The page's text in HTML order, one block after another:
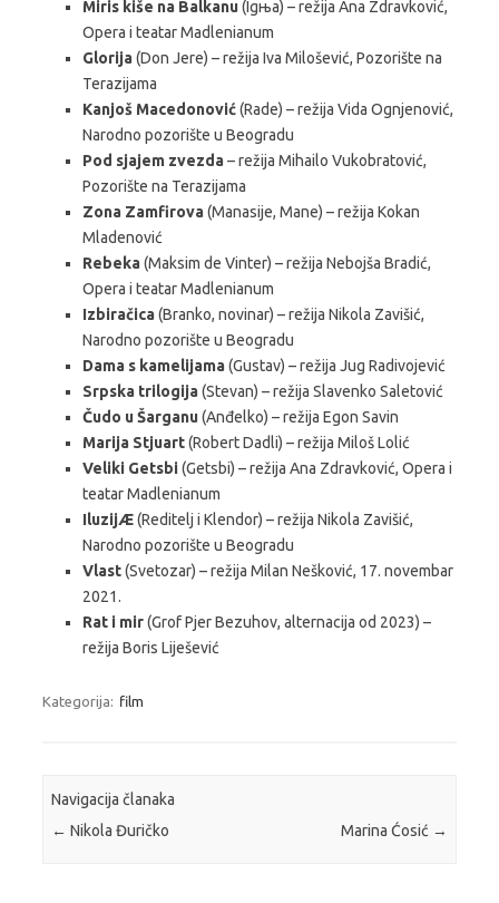
Miris kiše na Balkanu(Igњa) – režija Ana Zdravković,
Opera i teatar Madlenianum
Glorija(Don Jere) – režija Iva Milošević, Pozorište na
Terazijama
Kanjoš Macedonović(Rade) – režija Vida Ognjenović,
Narodno pozorište u Beogradu
Pod sjajem zvezda– režija Mihailo Vukobratović,
Pozorište na Terazijama
Zona Zamfirova(Manasije, Mane) – režija Kokan
Mladenović
Rebeka(Maksim de Vinter) – režija Nebojša Bradić,
Opera i teatar Madlenianum
Izbiračica(Branko, novinar) – režija Nikola Zavišić,
Narodno pozorište u Beogradu
Dama s kamelijama(Gustav) – režija Jug Radivojević
Srpska trilogija(Stevan) – režija Slavenko Saletović
Čudo u Šarganu(Anđelko) – režija Egon Savin
Marija Stjuart(Robert Dadli) – režija Miloš Lolić
Veliki Getsbi(Getsbi) – režija Ana Zdravković, Opera i
teatar Madlenianum
IluzijÆ(Reditelj i Klendor) – režija Nikola Zavišić,
Narodno pozorište u Beogradu
Vlast(Svetozar) – režija Milan Nešković, 17. novembar
2021.
Rat i mir(Grof Pjer Bezuhov, alternacija od 2023) –
režija Boris Liješević
Kategorija: film
Navigacija članaka
← Nikola Đuričko Marina Ćosić →